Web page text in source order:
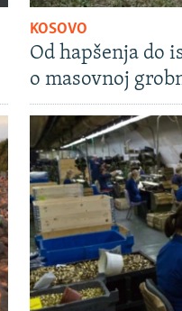
KOSOVO
Od hapšenja do
o masovnoj